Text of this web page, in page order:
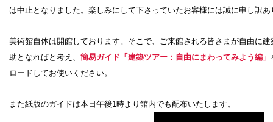
建設計画から開館まで
事業記録
は中止となりました。楽しみにして下さっていたお客様には誠に申し訳あ
美術館自体は開館しております。そこで、ご来館される皆さまが自由に
助となればと考え、 簡易ガイド「建築ツアー：自由にまわってみよう編」
ロードしてお使いください。
また紙版のガイドは本日午後1時より館内でも配布いたします。